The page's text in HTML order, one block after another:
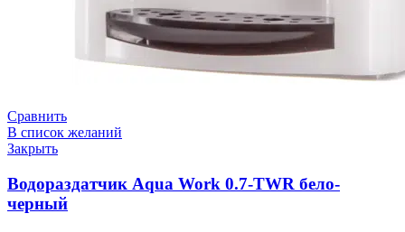
Сравнить
В список желаний
Закрыть
Водораздатчик Aqua Work 0.7-TWR бело-
черный